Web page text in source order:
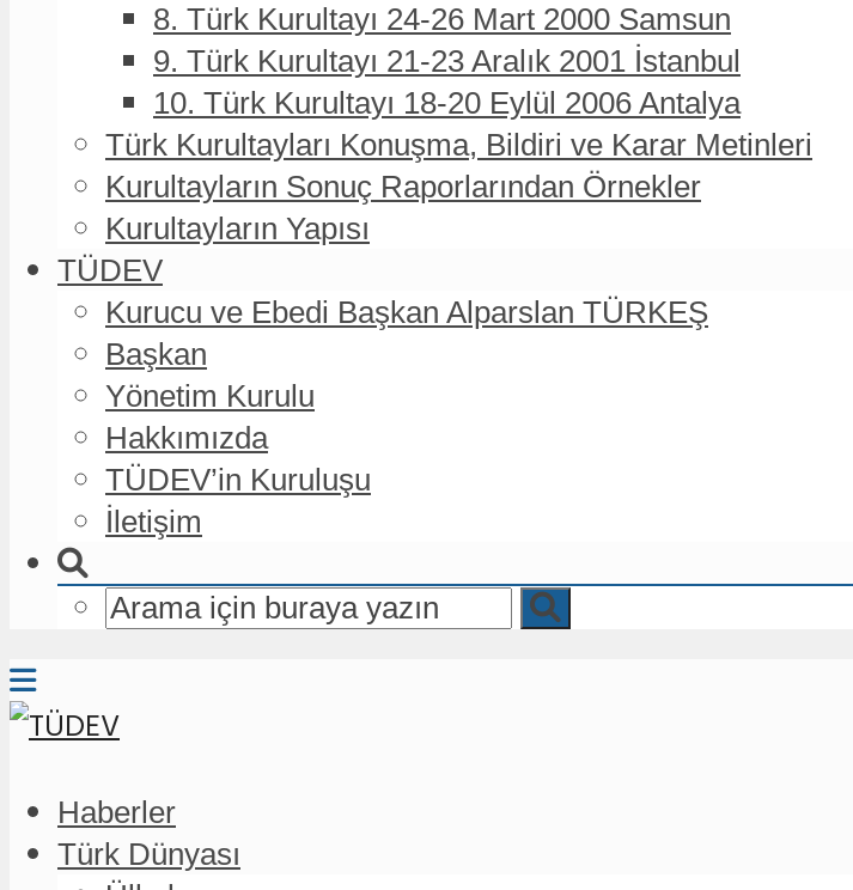
8. Türk Kurultayı 24-26 Mart 2000 Samsun
9. Türk Kurultayı 21-23 Aralık 2001 İstanbul
10. Türk Kurultayı 18-20 Eylül 2006 Antalya
Türk Kurultayları Konuşma, Bildiri ve Karar Metinleri
Kurultayların Sonuç Raporlarından Örnekler
Kurultayların Yapısı
TÜDEV
Kurucu ve Ebedi Başkan Alparslan TÜRKEŞ
Başkan
Yönetim Kurulu
Hakkımızda
TÜDEV’in Kuruluşu
İletişim
Haberler
Türk Dünyası